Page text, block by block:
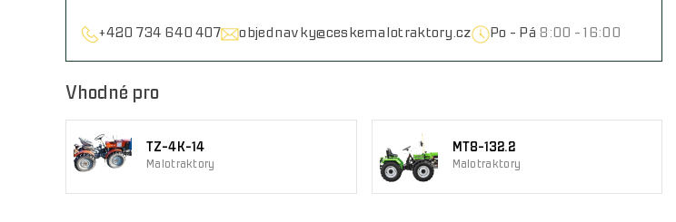
+420 734 640 407 objednavky@ceskemalotraktory.cz Po - Pá 8:00 - 16:00
Vhodné pro
TZ-4K-14
Malotraktory
MT8-132.2
Malotraktory